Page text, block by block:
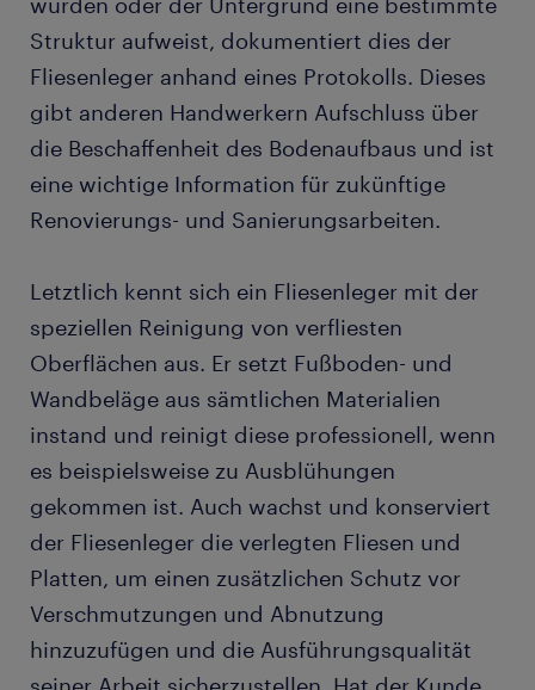
Struktur aufweist, dokumentiert dies der
Fliesenleger anhand eines Protokolls. Dieses
gibt anderen Handwerkern Aufschluss über
die Beschaffenheit des Bodenaufbaus und ist
eine wichtige Information für zukünftige
Renovierungs- und Sanierungsarbeiten.
Letztlich kennt sich ein Fliesenleger mit der
speziellen Reinigung von verfliesten
Oberflächen aus. Er setzt Fußboden- und
Wandbeläge aus sämtlichen Materialien
instand und reinigt diese professionell, wenn
es beispielsweise zu Ausblühungen
gekommen ist. Auch wachst und konserviert
der Fliesenleger die verlegten Fliesen und
Platten, um einen zusätzlichen Schutz vor
Verschmutzungen und Abnutzung
hinzuzufügen und die Ausführungsqualität